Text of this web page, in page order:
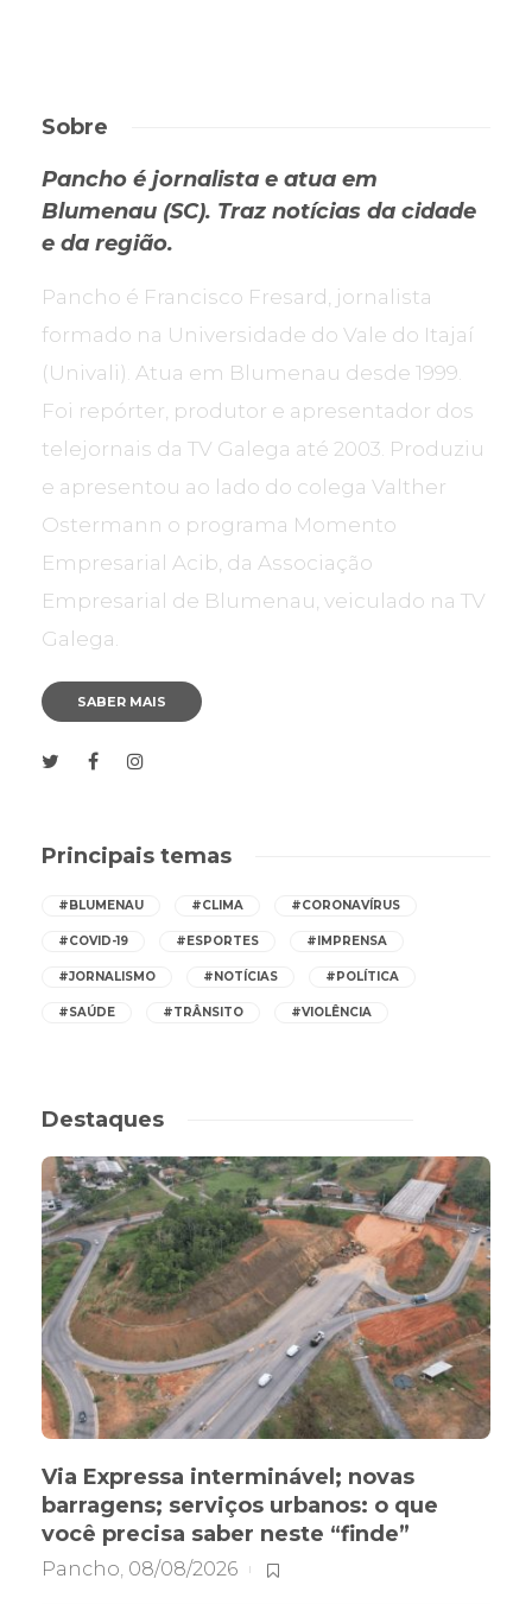
Sobre
Pancho é jornalista e atua em
Blumenau (SC). Traz notícias da cidade
e da região.
Pancho é Francisco Fresard, jornalista
formado na Universidade do Vale do Itajaí
(Univali). Atua em Blumenau desde 1999.
Foi repórter, produtor e apresentador dos
telejornais da TV Galega até 2003. Produziu
e apresentou ao lado do colega Valther
Ostermann o programa Momento
Empresarial Acib, da Associação
Empresarial de Blumenau, veiculado na TV
Galega.
SABER MAIS
Principais temas
#BLUMENAU #CLIMA #CORONAVÍRUS
#COVID-19 #ESPORTES #IMPRENSA
#JORNALISMO #NOTÍCIAS #POLÍTICA
#SAÚDE #TRÂNSITO #VIOLÊNCIA
Destaques
Via Expressa interminável; novas
barragens; serviços urbanos: o que
você precisa saber neste “finde”
Pancho, 08/08/2026